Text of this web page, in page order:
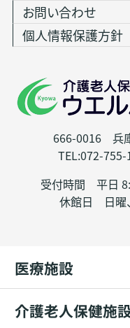
666-0016 兵
TEL:072-
受付時間 平日
休館日 日曜
お問い合わせ
個人情報保護方針
医療施設
介護老人保健施